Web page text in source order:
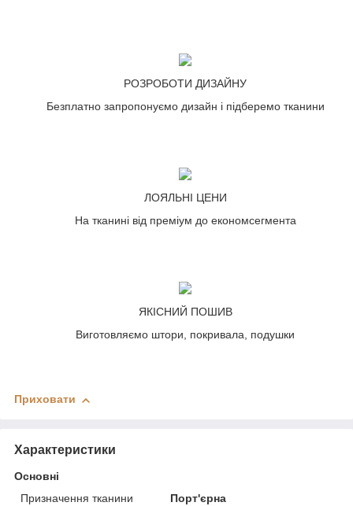
РОЗРОБОТИ ДИЗАЙНУ
Безплатно запропонуємо дизайн і підберемо тканини
ЛОЯЛЬНІ ЦЕНИ
На тканині від преміум до економсегмента
ЯКІСНИЙ ПОШИВ
Виготовляємо штори, покривала, подушки
Приховати
Характеристики
Основні
Призначення тканини
Порт'єрна